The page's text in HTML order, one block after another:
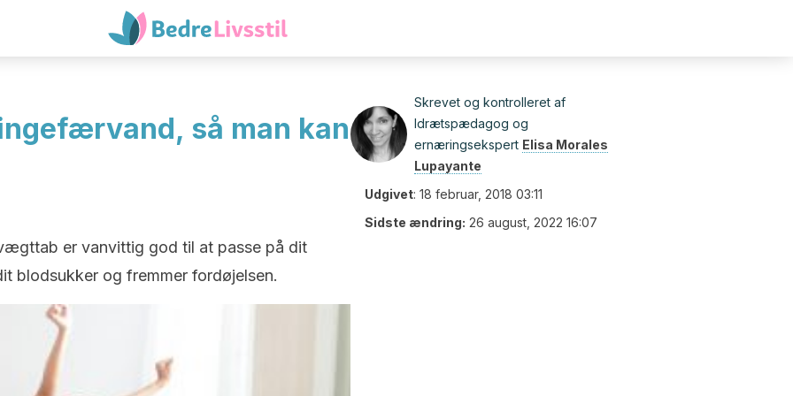
så man kan
er vanvittig god til at passe på dit
blodsukker og fremmer fordøjelsen.
Skrevet og kontrolleret af
Idrætspædagog og
ernæringsekspert Elisa Morales
Lupayante
Udgivet: 18 februar, 2018 03:11
Sidste ændring: 26 august, 2022 16:07